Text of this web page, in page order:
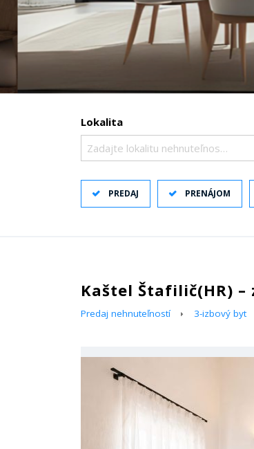
Lokalita
Zadajte lokalitu nehnuteľnosti ..
PREDAJ PRENÁJOM
Kaštel Štafilič(HR)
Predaj nehnuteľností 3-izbový byt